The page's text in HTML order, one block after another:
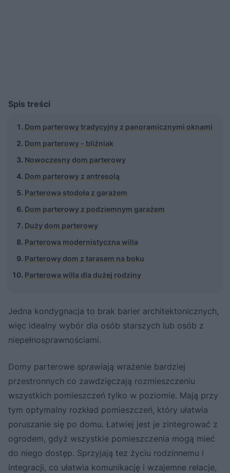
Spis treści
Dom parterowy tradycyjny z panoramicznymi oknami
Dom parterowy - bliźniak
Nowoczesny dom parterowy
Dom parterowy z antresolą
Parterowa stodoła z garażem
Dom parterowy z podziemnym garażem
Duży dom parterowy
Parterowa modernistyczna willa
Parterowy dom z tarasem na boku
Parterowa willa dla dużej rodziny
Jedna kondygnacja to brak barier architektonicznych,
więc idealny wybór dla osób starszych lub osób z
niepełnosprawnościami.
Domy parterowe sprawiają wrażenie bardziej
przestronnych co zawdzięczają rozmieszczeniu
wszystkich pomieszczeń tylko w poziomie. Mają przy
tym optymalny rozkład pomieszczeń, który ułatwia
poruszanie się po domu. Łatwiej jest je zintegrować z
ogrodem, gdyż wszystkie pomieszczenia mogą mieć
do niego dostęp. Sprzyjają tez życiu rodzinnemu i
integracji, co ułatwia komunikację i wzajemne relacje,